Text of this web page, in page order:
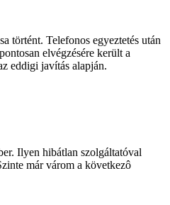
történt. Telefonos egyeztetés után
elvégzésére került a
eddigi javítás alapján.
Ilyen hibátlan szolgáltatóval
már várom a következô